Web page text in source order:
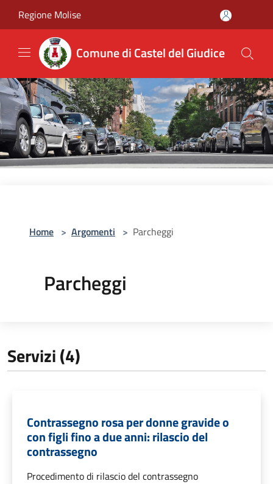
Regione Molise
Comune di Castel del Giudice
Home > Argomenti > Parcheggi
Parcheggi
Servizi (4)
Contrassegno rosa per donne gravide o
con figli fino a due anni: rilascio del
contrassegno
Procedimento di rilascio del contrassegno